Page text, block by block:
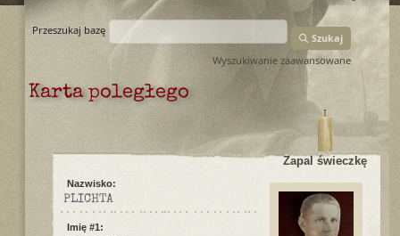
Przeszukaj bazę
Szukaj
Wyszukiwanie zaawansowane
Karta poległego
Zapal świeczkę
Nazwisko:
PLICHTA
Imię #1: